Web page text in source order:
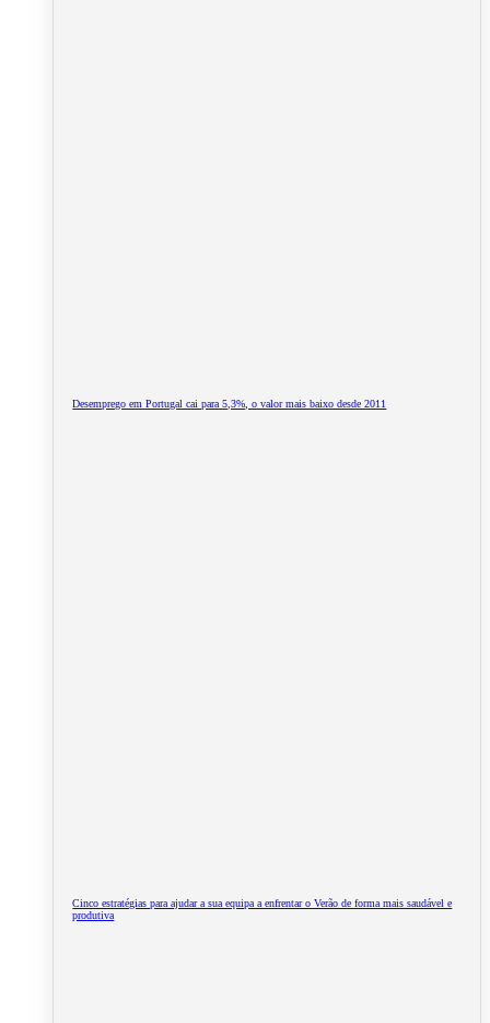
Desemprego em Portugal cai para 5,3%, o valor mais baixo desde 2011
Cinco estratégias para ajudar a sua equipa a enfrentar o Verão de forma mais saudável e
produtiva